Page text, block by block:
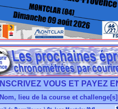
INSCRIVEZ VOUS ET PAYEZ
Nom, lieu de la course et challenge[s]